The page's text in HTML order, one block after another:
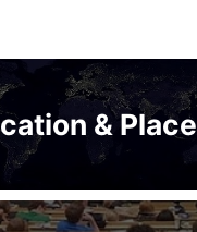
& Place